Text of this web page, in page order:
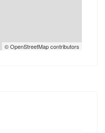
© OpenStreetMap contributors